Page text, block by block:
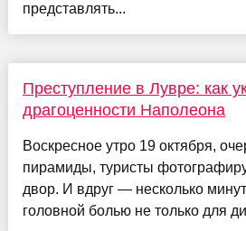
представлять...
Преступление в Лувре: как
драгоценности Наполеона
Воскресное утро 19 октября,
пирамиды, туристы
двор. И вдруг — несколько
головной болью не только для